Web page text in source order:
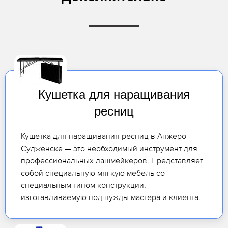
Кушетка для наращивания
ресниц
Кушетка для наращивания ресниц в Анжеро-
Судженске — это необходимый инструмент для
профессиональных лашмейкеров. Представляет
собой специальную мягкую мебель со
специальным типом конструкции,
изготавливаемую под нужды мастера и клиента.